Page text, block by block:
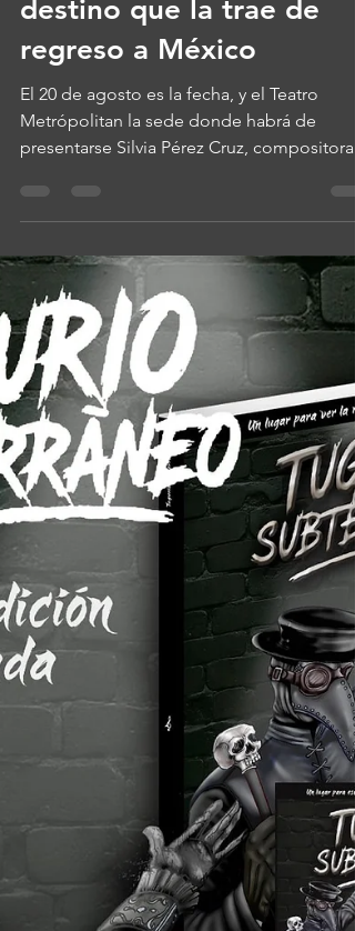
destino que la trae de
regreso a México
El 20 de agosto es la fecha, y el Teatro
Metrópolitan la sede donde habrá de
presentarse Silvia Pérez Cruz, compositora y
cantante española, nacida en en Palafrugell,
una localidad situada en la provincia de
Gerona, en Cataluña, dato importante para
darse cuenta de la sensibilidad que habita
en su música, misma que se extiende a 21
años de trayectoria distribuida en 19
álbumes, entre trabajos con grupos, a
u como solista. Siendo así las cosas, Silvia
conecto vía Zoom